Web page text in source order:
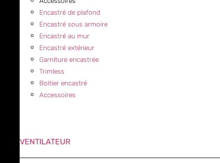
Encastré de plafond
Encastré sous armoire
Encastré au mur
Encastré extérieur
Garniture encastrée
Trimless
Boitier encastré
Accessoires
VENTILATEUR